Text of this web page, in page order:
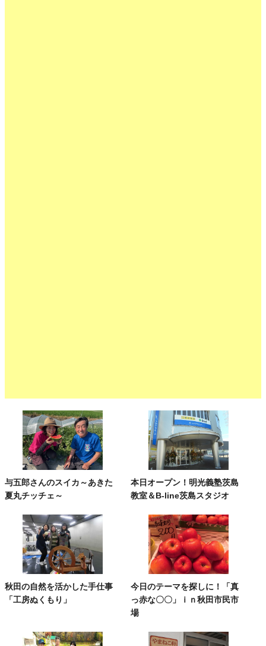
与五郎さんのスイカ～あきた
夏丸チッチェ～
本日オープン！明光義塾茨島
教室＆B-line茨島スタジオ
秋田の自然を活かした手仕事
「工房ぬくもり」
今日のテーマを探しに！「真
っ赤な〇〇」ｉｎ秋田市民市
場